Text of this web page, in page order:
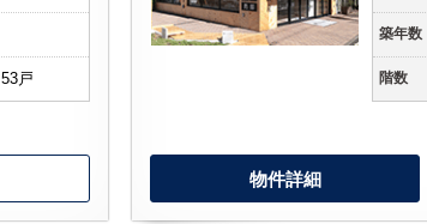
53戸
築年数
階数
物件詳細